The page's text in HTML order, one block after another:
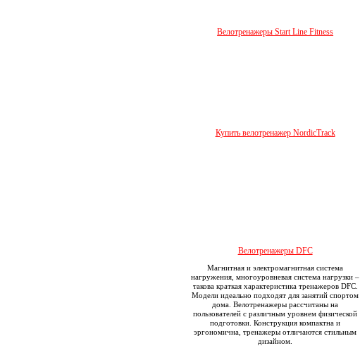
Велотренажеры Start Line Fitness
Купить велотренажер NordicTrack
Велотренажеры DFС
Магнитная и электромагнитная система
нагружения, многоуровневая система нагрузки –
такова краткая характеристика тренажеров DFC.
Модели идеально подходят для занятий спортом
дома. Велотренажеры рассчитаны на
пользователей с различным уровнем физической
подготовки. Конструкция компактна и
эргономична, тренажеры отличаются стильным
дизайном.